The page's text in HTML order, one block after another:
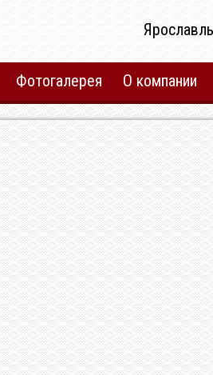
Фотогалерея О компании